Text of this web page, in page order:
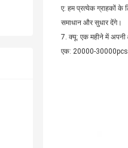
ए: हम प्रत्येक ग्राहकों के
समाधान और सुधार देंगे।
7. क्यू: एक महीने में अपनी
एक: 20000-30000pcs